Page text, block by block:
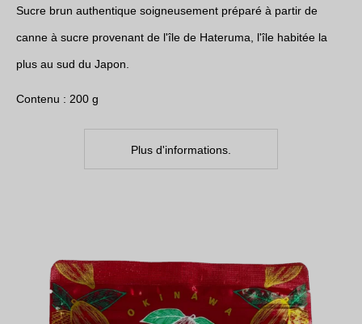
Sucre brun authentique soigneusement préparé à partir de
canne à sucre provenant de l'île de Hateruma, l'île habitée la
plus au sud du Japon.
Contenu : 200 g
Plus d'informations.